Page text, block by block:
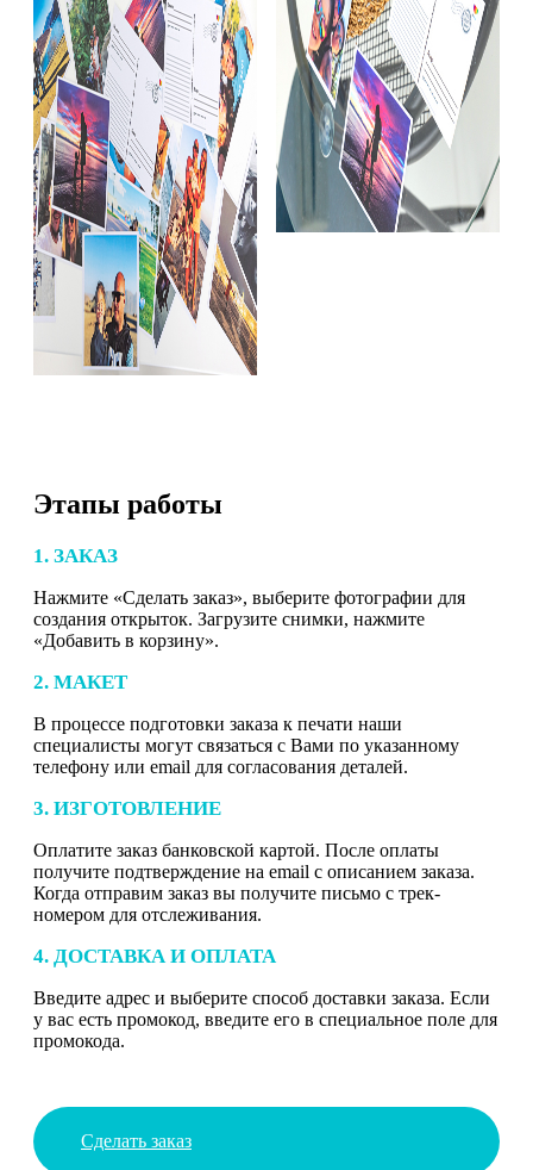
Этапы работы
1. ЗАКАЗ
Нажмите «Сделать заказ», выберите фотографии для
создания открыток. Загрузите снимки, нажмите
«Добавить в корзину».
2. МАКЕТ
В процессе подготовки заказа к печати наши
специалисты могут связаться с Вами по указанному
телефону или email для согласования деталей.
3. ИЗГОТОВЛЕНИЕ
Оплатите заказ банковской картой. После оплаты
получите подтверждение на email с описанием заказа.
Когда отправим заказ вы получите письмо с трек-
номером для отслеживания.
4. ДОСТАВКА И ОПЛАТА
Введите адрес и выберите способ доставки заказа. Если
у вас есть промокод, введите его в специальное поле для
промокода.
Сделать заказ